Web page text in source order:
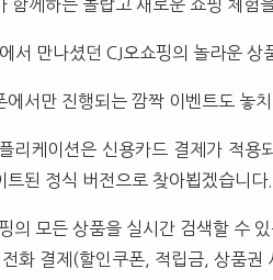
함께하는 놀랍고 새로운 쇼핑 체험
서 만나셨던 CJ오쇼핑의 놀라운
에서만 진행되는 깜짝 이벤트도 놓
리케이션은 신용카드 결제가 적용
트된 정식 버전으로 찾아뵙겠습니다.
의 모든 상품을 실시간 검색할 수
화 결제(할인쿠폰, 적립금, 상품권